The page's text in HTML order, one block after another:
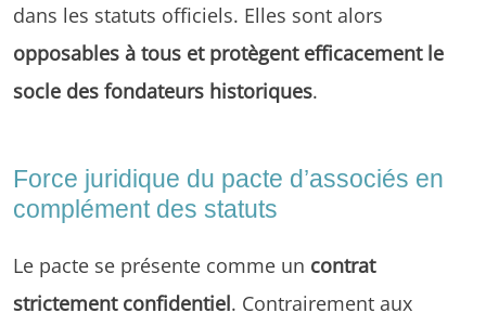
dans les statuts officiels. Elles sont alors
opposables à tous et protègent efficacement le
socle des fondateurs historiques.
Force juridique du pacte d’associés en
complément des statuts
Le pacte se présente comme un contrat
strictement confidentiel. Contrairement aux